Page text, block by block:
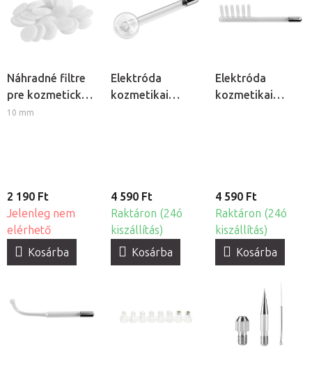
Náhradné filtre
pre kozmetický
prístroj
10 mm
2 190 Ft
Jelenleg nem
elérhető
Kosárba
Elektróda
kozmetikai
4 590 Ft
Raktáron (24ó
kiszállítás)
Kosárba
Elektróda
kozmetikai
4 590 Ft
Raktáron (24ó
kiszállítás)
Kosárba